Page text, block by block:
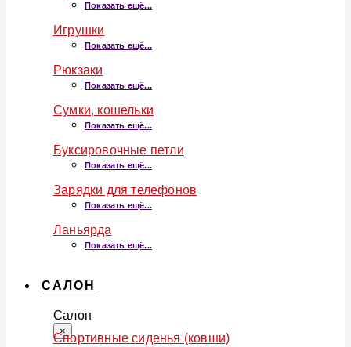
Показать ещё...
Игрушки
Показать ещё...
Рюкзаки
Показать ещё...
Сумки, кошельки
Показать ещё...
Буксировочные петли
Показать ещё...
Зарядки для телефонов
Показать ещё...
Ланьярда
Показать ещё...
САЛОН
Салон
×
Спортивные сиденья (ковши)